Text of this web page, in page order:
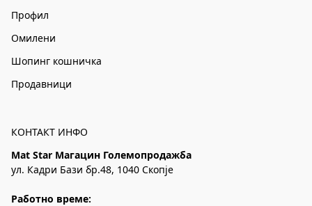
Профил
Омилени
Шопинг кошничка
Продавници
КОНТАКТ ИНФО
Mat Star Магацин Големопродажба
ул. Кадри Бази бр.48, 1040 Скопје
Работно време: